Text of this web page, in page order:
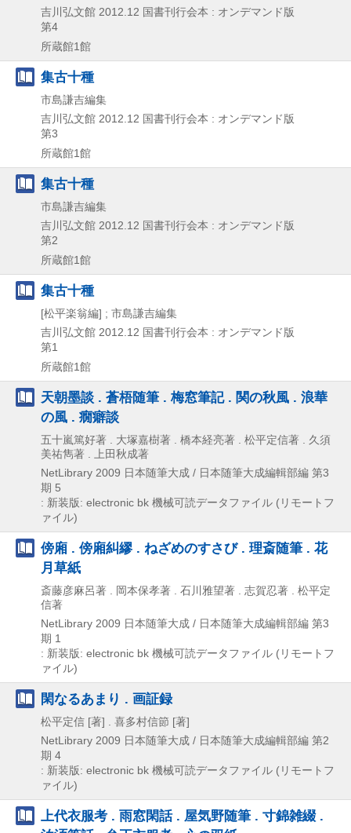
吉川弘文館 2012.12 国書刊行会本 : オンデマンド版
第4
所蔵館1館
集古十種
市島謙吉編集
吉川弘文館 2012.12 国書刊行会本 : オンデマンド版
第3
所蔵館1館
集古十種
市島謙吉編集
吉川弘文館 2012.12 国書刊行会本 : オンデマンド版
第2
所蔵館1館
集古十種
[松平楽翁編] ; 市島謙吉編集
吉川弘文館 2012.12 国書刊行会本 : オンデマンド版
第1
所蔵館1館
天朝墨談 . 蒼梧随筆 . 梅窓筆記 . 関の秋風 . 浪華
の風 . 癇癖談
五十嵐篤好著 . 大塚嘉樹著 . 橋本経亮著 . 松平定信著 . 久須
美祐雋著 . 上田秋成著
NetLibrary 2009 日本随筆大成 / 日本随筆大成編輯部編 第3
期 5
: 新装版: electronic bk 機械可読データファイル (リモートフ
ァイル)
傍廂 . 傍廂糾繆 . ねざめのすさび . 理斎随筆 . 花
月草紙
斎藤彦麻呂著 . 岡本保孝著 . 石川雅望著 . 志賀忍著 . 松平定
信著
NetLibrary 2009 日本随筆大成 / 日本随筆大成編輯部編 第3
期 1
: 新装版: electronic bk 機械可読データファイル (リモートフ
ァイル)
閑なるあまり . 画証録
松平定信 [著] . 喜多村信節 [著]
NetLibrary 2009 日本随筆大成 / 日本随筆大成編輯部編 第2
期 4
: 新装版: electronic bk 機械可読データファイル (リモートフ
ァイル)
上代衣服考 . 雨窓閑話 . 屋気野随筆 . 寸錦雑綴 .